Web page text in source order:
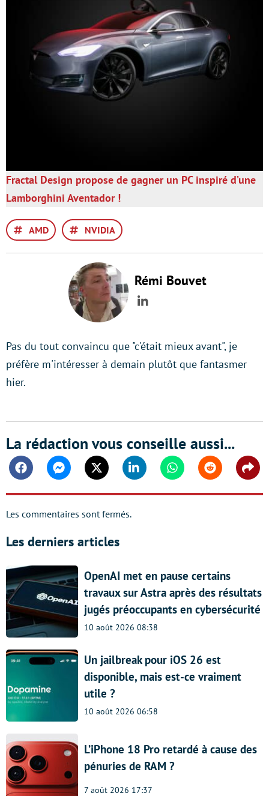
Fractal Design propose de gagner un PC inspiré d’une
Lamborghini Aventador !
AMD NVIDIA
Rémi Bouvet
LinkedIn
Pas du tout convaincu que "c'était mieux avant", je
préfère m'intéresser à demain plutôt que fantasmer
hier.
La rédaction vous conseille aussi...
FacebookMessengerTwitter Linkedin WhatsappReddit
Les commentaires sont fermés.
Les derniers articles
OpenAI met en pause certains
travaux sur Astra après des résultats
jugés préoccupants en cybersécurité
10 août 2026 08:38
Un jailbreak pour iOS 26 est
disponible, mais est-ce vraiment
utile ?
10 août 2026 06:58
L’iPhone 18 Pro retardé à cause des
pénuries de RAM ?
7 août 2026 17:37